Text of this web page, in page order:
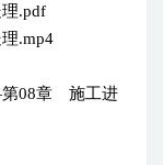
.pdf
.mp4
08章 施工进